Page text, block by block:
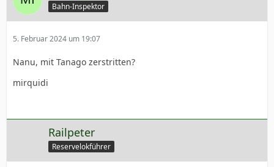
Bahn-Inspektor
5. Februar 2024 um 19:07
Nanu, mit Tanago zerstritten?
mirquidi
Railpeter
Reservelokführer